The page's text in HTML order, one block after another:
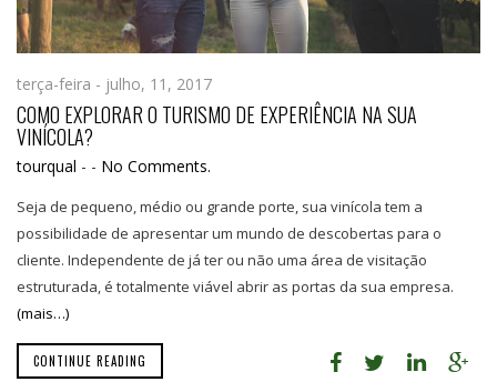
terça-feira - julho, 11, 2017
COMO EXPLORAR O TURISMO DE EXPERIÊNCIA NA SUA
VINÍCOLA?
tourqual - - No Comments.
Seja de pequeno, médio ou grande porte, sua vinícola tem a
possibilidade de apresentar um mundo de descobertas para o
cliente. Independente de já ter ou não uma área de visitação
estruturada, é totalmente viável abrir as portas da sua empresa.
(mais…)
CONTINUE READING